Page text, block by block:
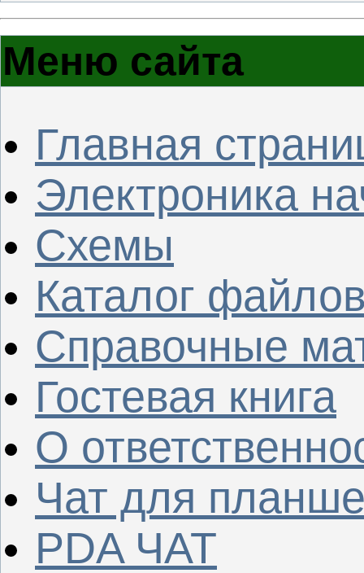
Меню сайта
Главная
Электроника
Схемы
Каталог
Справочные
Гостевая книга
О
Чат для
PDA ЧАТ